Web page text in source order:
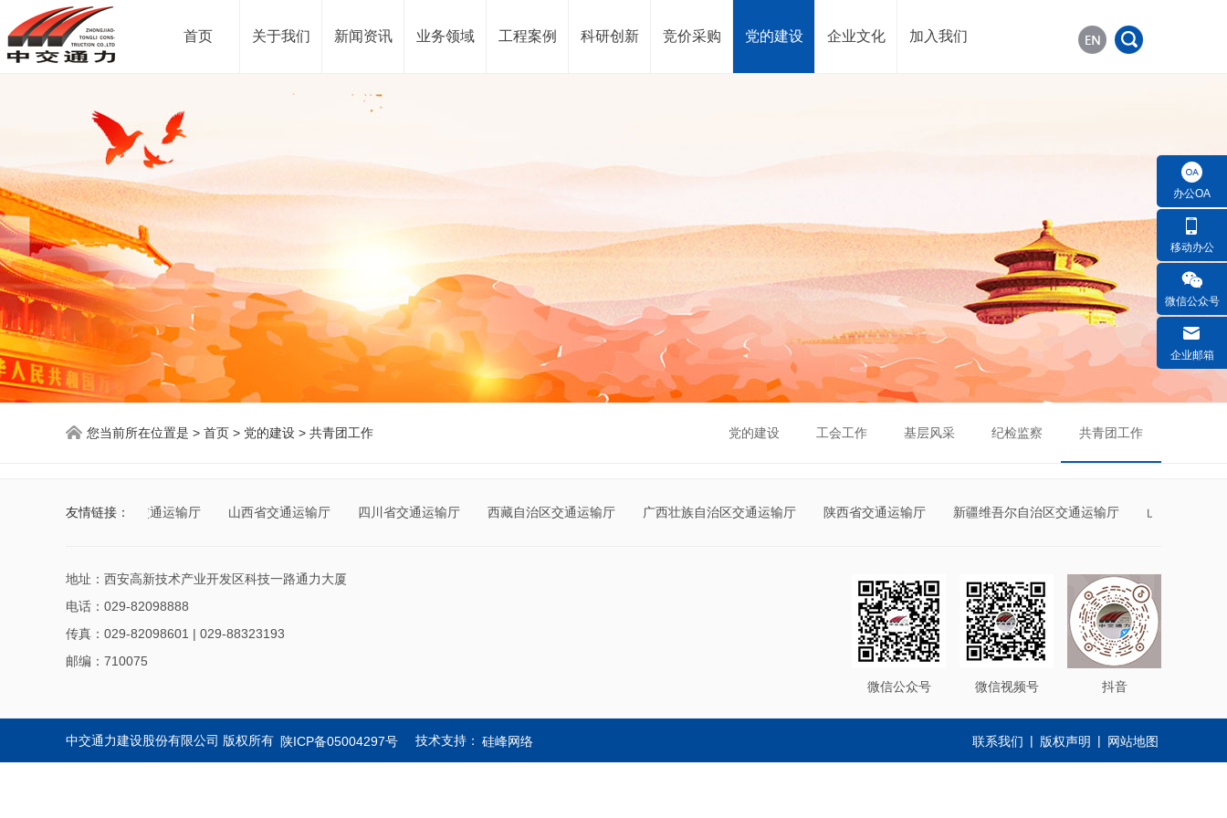
首页 关于我们 新闻资讯 业务领域 工程案例 科研创新 竞价采购 党的建设 企业文化 加入我们
办公OA
移动办公
微信公众号
企业邮箱
您当前所在位置是 > 首页 > 党的建设 > 共青团工作 党的建设 工会工作 基层风采 纪检监察 共青团工作
友情链接：
新疆维吾尔自治区交通运输厅 山西省交通运输厅 四川省交通运输厅 西藏自治区交通运输厅 广西壮族自治区交通运输厅 陕西省交通运输厅 新疆维吾尔自治区交通运输厅 山西省交通运
微信公众号 微信视频号 抖音
地址：西安高新技术产业开发区科技一路通力大厦
电话：029-82098888
传真：029-82098601 | 029-88323193
邮编：710075
联系我们 | 版权声明 | 网站地图
中交通力建设股份有限公司 版权所有 陕ICP备05004297号 技术支持： 硅峰网络